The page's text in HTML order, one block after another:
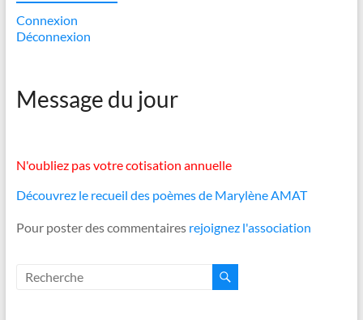
Connexion
Déconnexion
Message du jour
N'oubliez pas votre cotisation annuelle
Découvrez le recueil des poèmes de Marylène AMAT
Pour poster des commentaires rejoignez l'association